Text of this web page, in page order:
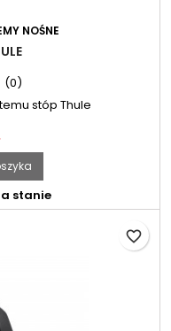
NOŚNE
(0)
stóp Thule
stanie
favorite_border